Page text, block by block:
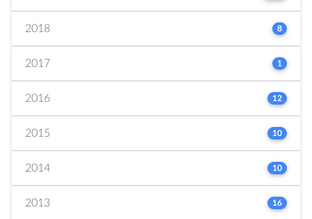
2018 8
2017 1
2016 12
2015 10
2014 10
2013 16